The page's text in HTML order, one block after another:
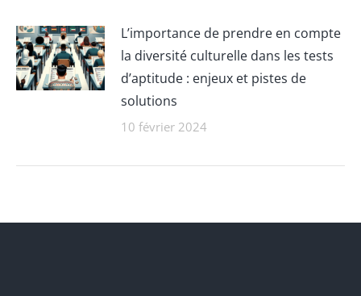
L’importance de prendre en compte
la diversité culturelle dans les tests
d’aptitude : enjeux et pistes de
solutions
10 février 2024